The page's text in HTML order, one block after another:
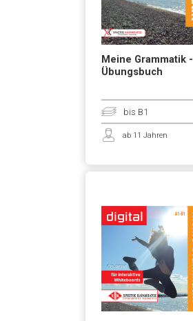
Meine Grammatik -
Übungsbuch
bis B1
ab 11 Jahren